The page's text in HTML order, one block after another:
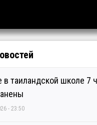
в таиландской школе 7
- 23:50